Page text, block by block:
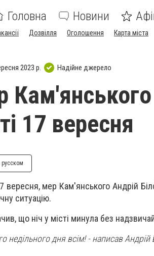
Головна Новини
Дозвілля Оголошення Карта міста
2023 р. Надійне джерело
17 вересня
русском
вересня, мер Кам'янського Андрій
ситуацію.
що ніч у місті минула без
недільного дня всім! - написав Андрій